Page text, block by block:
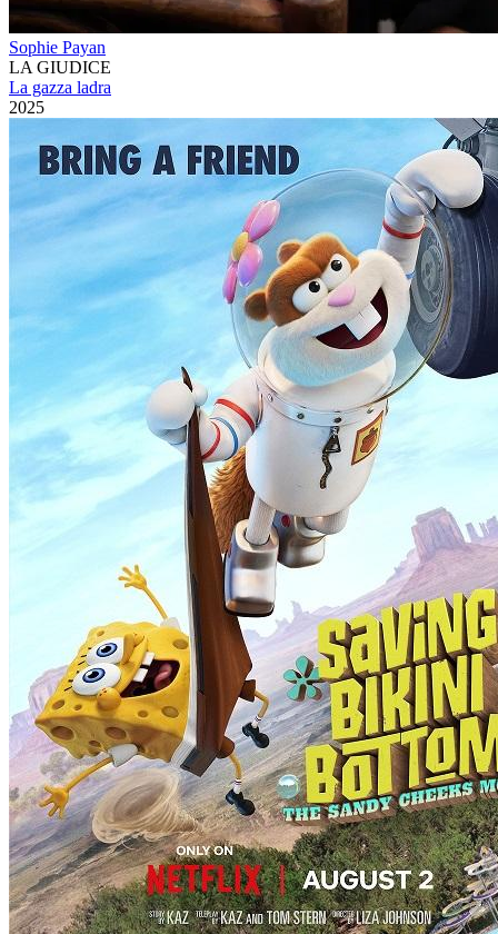
Sophie Payan
LA GIUDICE
La gazza ladra
2025